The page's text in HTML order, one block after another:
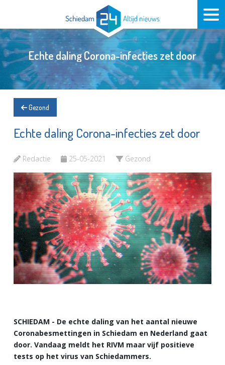
Echte daling Corona-infecties zet door
Gezond
Echte daling Corona-infecties zet door
Redactie 25-05-2021 Gezond
SCHIEDAM - De echte daling van het aantal nieuwe
Coronabesmettingen in Schiedam en Nederland gaat
door. Vandaag meldt het RIVM maar vijf positieve
tests op het virus van Schiedammers.